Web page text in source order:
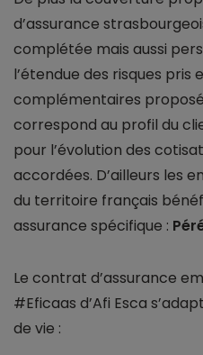
d’assurance
complétée mais aussi
l’étendue des risques pris
complémentaires
correspond au profil du
pour l’évolution des
accordées. D’ailleurs les
du territoire français
assurance spécifique :
Le contrat d’assurance
#Eficaas d’Afi Esca
de vie :